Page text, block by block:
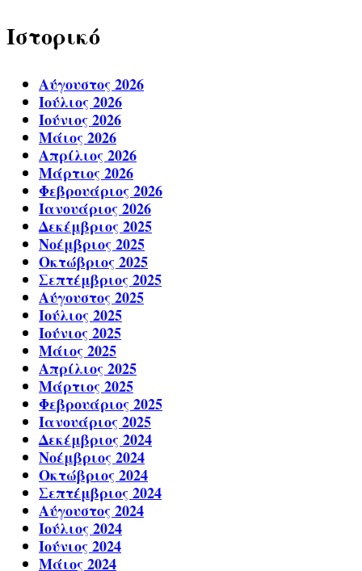
Ιστορικό
Αύγουστος 2026
Ιούλιος 2026
Ιούνιος 2026
Μάιος 2026
Απρίλιος 2026
Μάρτιος 2026
Φεβρουάριος 2026
Ιανουάριος 2026
Δεκέμβριος 2025
Νοέμβριος 2025
Οκτώβριος 2025
Σεπτέμβριος 2025
Αύγουστος 2025
Ιούλιος 2025
Ιούνιος 2025
Μάιος 2025
Απρίλιος 2025
Μάρτιος 2025
Φεβρουάριος 2025
Ιανουάριος 2025
Δεκέμβριος 2024
Νοέμβριος 2024
Οκτώβριος 2024
Σεπτέμβριος 2024
Αύγουστος 2024
Ιούλιος 2024
Ιούνιος 2024
Μάιος 2024